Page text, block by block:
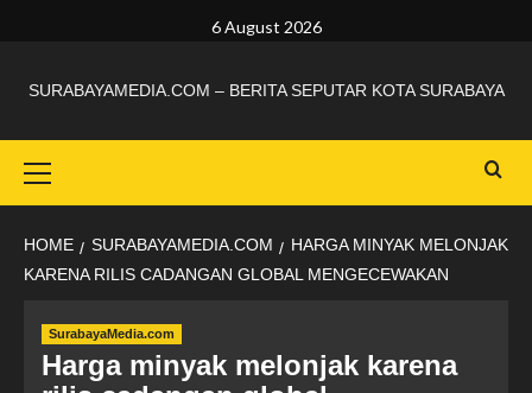
6 August 2026
SURABAYAMEDIA.COM – BERITA SEPUTAR KOTA SURABAYA
HOME SURABAYAMEDIA.COM
HARGA MINYAK MELONJAK
KARENA RILIS CADANGAN GLOBAL MENGECEWAKAN
SurabayaMedia.com
Harga minyak melonjak karena